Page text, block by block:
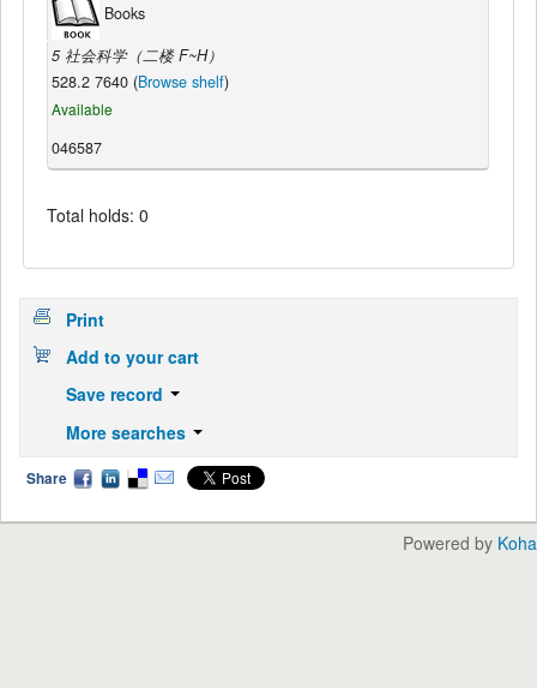
Books
5 社会科学（二楼 F~H）
528.2 7640 (Browse shelf)
Available
046587
Total holds: 0
Print
Add to your cart
Save record
More searches
Share
Powered by Koha